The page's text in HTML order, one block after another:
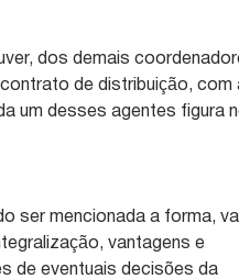
dos demais
de distribuição, com
um desses agentes figura
ser mencionada a forma,
vantagens e
de eventuais decisões da